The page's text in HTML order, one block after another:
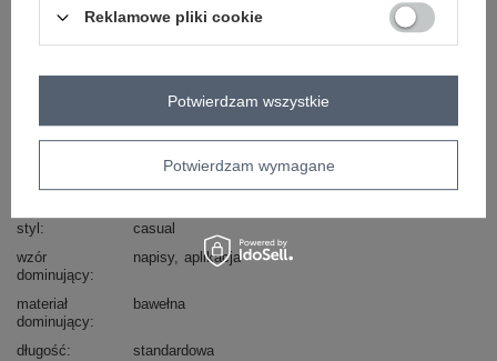
Zadzwoń+48 601 547 740 Zadaj pytanie
skład materiału : 90% bawełna , 10% elastan
sposób prania : pranie w pralce w 30°C
Kod produktu
RV-BZ-A1172.87
RELEVANCE
styl
casual
wzór
dominujący
napisy aplikacja
materiał
dominujący
bawełna
długość
standardowa
Reklamowe pliki cookie
Potwierdzam wymagane
Potwierdzam wszystkie